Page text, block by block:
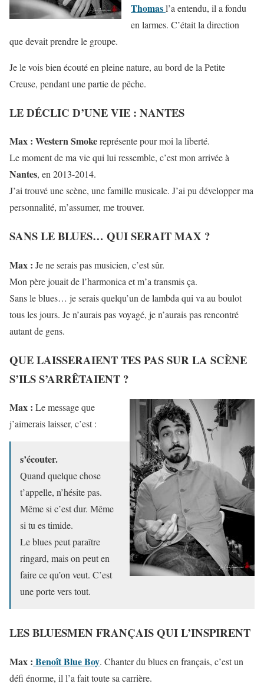
Thomasl’a entendu, il a fondu
en larmes. C’était la direction
que devait prendre le groupe.
Je le vois bien écouté en pleine nature, au bord de la Petite
Creuse, pendant une partie de pêche.
LE DÉCLIC D’UNE VIE : NANTES
Max : Western Smokereprésente pour moi la liberté.
Le moment de ma vie qui lui ressemble, c’est mon arrivée à
Nantes, en 2013-2014.
J’ai trouvé une scène, une famille musicale. J’ai pu développer ma
personnalité, m’assumer, me trouver.
SANS LE BLUES… QUI SERAIT MAX ?
Max : Je ne serais pas musicien, c’est sûr.
Mon père jouait de l’harmonica et m’a transmis ça.
Sans le blues… je serais quelqu’un de lambda qui va au boulot
tous les jours. Je n’aurais pas voyagé, je n’aurais pas rencontré
autant de gens.
QUE LAISSERAIENT TES PAS SUR LA SCÈNE
S’ILS S’ARRÊTAIENT ?
Max : Le message que
j’aimerais laisser, c’est :
s’écouter.
Quand quelque chose
t’appelle, n’hésite pas.
Même si c’est dur. Même
si tu es timide.
Le blues peut paraître
ringard, mais on peut en
faire ce qu’on veut. C’est
une porte vers tout.
LES BLUESMEN FRANÇAIS QUI L’INSPIRENT
Max : Benoît Blue Boy. Chanter du blues en français, c’est un
défi énorme, il l’a fait toute sa carrière.